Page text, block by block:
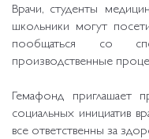
Врачи, студенты
школьники могут
пообщаться со
производственные
Гемафонд приглашает
социальных инициатив
все ответственны за